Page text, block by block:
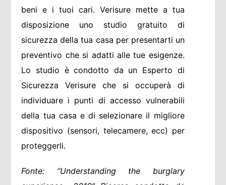
beni e i tuoi cari. Verisure mette a tua
disposizione uno studio gratuito di
sicurezza della tua casa per presentarti un
preventivo che si adatti alle tue esigenze.
Lo studio è condotto da un Esperto di
Sicurezza Verisure che si occuperà di
individuare i punti di accesso vulnerabili
della tua casa e di selezionare il migliore
dispositivo (sensori, telecamere, ecc) per
proteggerli.
Fonte: “Understanding the burglary